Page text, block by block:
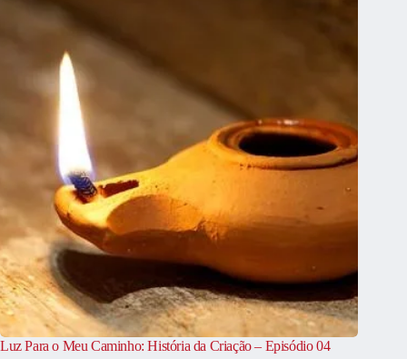
Luz Para o Meu Caminho: História da Criação – Episódio 04